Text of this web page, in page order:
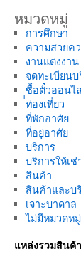
หมวดหมู่
การศึกษา
ความสวยค
งานแต่งงาน
จดทะเบียน
ซื้อตั๋วออนไ
่่ท่องเที่ยว
ที่พักอาศัย
ที่อยู่อาศัย
บริการ
บริการให้เช่
สินค้า
สินค้าและบ
เจาะบาดาล
ไม่มีหมวดหมู่
แหล่งรวมสินค้